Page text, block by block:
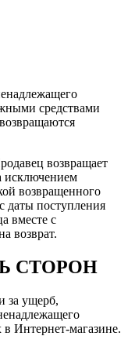
средствами
возвращает
исключением
возвращенного
даты поступления
вместе с
возврат.
СТОРОН
за ущерб,
Интернет-магазине.